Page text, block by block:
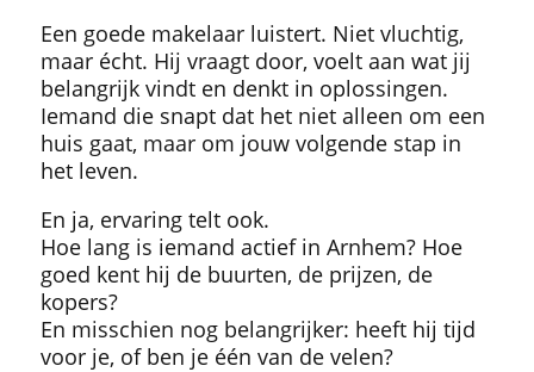
Een goede makelaar luistert. Niet vluchtig,
maar écht. Hij vraagt door, voelt aan wat jij
belangrijk vindt en denkt in oplossingen.
Iemand die snapt dat het niet alleen om een
huis gaat, maar om jouw volgende stap in
het leven.
En ja, ervaring telt ook.
Hoe lang is iemand actief in Arnhem? Hoe
goed kent hij de buurten, de prijzen, de
kopers?
En misschien nog belangrijker: heeft hij tijd
voor je, of ben je één van de velen?